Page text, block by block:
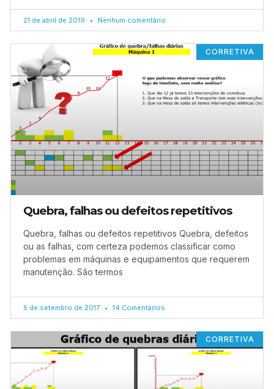
21 de abril de 2019 Nenhum comentário
CORRETIVA
Quebra, falhas ou defeitos repetitivos
Quebra, falhas ou defeitos repetitivos Quebra, defeitos
ou as falhas, com certeza podemos classificar como
problemas em máquinas e equipamentos que requerem
manutenção. São termos
5 de setembro de 2017 14 Comentários
CORRETIVA